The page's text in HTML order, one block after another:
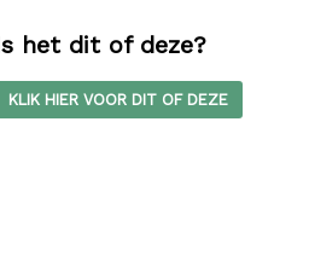
het dit of deze?
KLIK HIER VOOR DIT OF DEZE